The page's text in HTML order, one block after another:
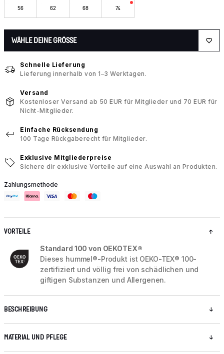
56 62 68 74
WÄHLE DEINE GRÖSSE
Schnelle Lieferung
Lieferung innerhalb von 1–3 Werktagen.
Versand
Kostenloser Versand ab 50 EUR für Mitglieder und 70 EUR für
Nicht-Mitglieder.
Einfache Rücksendung
100 Tage Rückgaberecht für Mitglieder.
Exklusive Mitgliederpreise
Sichere dir exklusive Vorteile auf eine Auswahl an Produkten.
Zahlungsmethode
VORTEILE
Standard 100 von OEKOTEX®
Dieses hummel®-Produkt ist OEKO-TEX® 100-
zertifiziert und völlig frei von schädlichen und
giftigen Substanzen und Allergenen.
BESCHREIBUNG
MATERIAL UND PFLEGE